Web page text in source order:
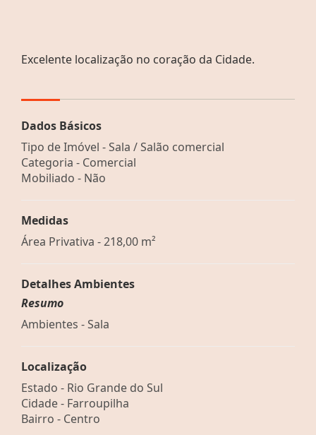
Excelente localização no coração da Cidade.
Dados Básicos
Tipo de Imóvel - Sala / Salão comercial
Categoria - Comercial
Mobiliado - Não
Medidas
Área Privativa - 218,00 m²
Detalhes Ambientes
Resumo
Ambientes - Sala
Localização
Estado - Rio Grande do Sul
Cidade - Farroupilha
Bairro - Centro